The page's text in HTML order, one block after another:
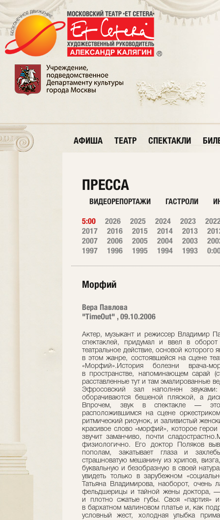
АФИША ТЕАТР СПЕКТАКЛИ
ПРЕССА
ВИДЕОРЕПОРТАЖИ ГАСТРОЛИ
5:00 2026 2025 2024 2023
2017
2016 2015 2014 2013
2007
2006 2005 2004 2003
1997
1996 1995 1994 1993
Морфий
Вера Павлова
"TimeOut" , 09.10.2006
Актер, музыкант и режиссер Владимир
спектаклей, придумал и ввел в
театральное действие, основой которого
в этом жанре, состоявшейся на сцене
«Морфий».История болезни врача-
в пространстве, напоминающем сарай
расставленные тут и там эмалированные
Эфросовский зал наполнен
оборачиваются бешеной пляской, а
Впрочем, звук в спектакле —
расположившимся на сцене
ритмический рисунок, и заливистый
красивое слово «морфий», которое
звучит заманчиво, почти
физиологично. Его доктор Поляков
пополам, закатывает глаза и
страшноватую мешанину из хрипов,
буквальную и безобразную в своей
увидеть только в зарубежном
Татьяна Владимирова, наоборот,
фельдшерицы и тайной жены доктора, —
и плотно сжатые губы. Своя «партия»
в бархатном малиновом платье и, как
условный жест, холодная улыбка